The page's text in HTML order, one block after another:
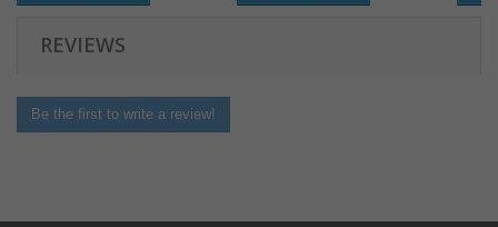
REVIEWS
Be the first to write a review!